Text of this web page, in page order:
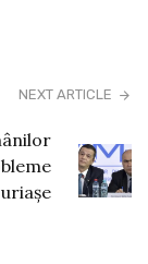
NEXT ARTICLE
uriașe